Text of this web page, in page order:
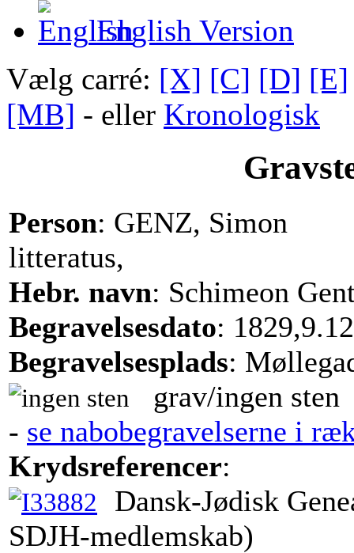
English Version
Vælg carré: [X] [C] [D] [E]
[MB] - eller Kronologisk
Person: GENZ, Simon
litteratus,
Hebr. navn: Schimeon
Begravelsesdato: 1829,9.12
Begravelsesplads:
grav/ingen sten
- se nabobegravelserne i
Krydsreferencer:
Dansk-Jødisk
SDJH-medlemskab)